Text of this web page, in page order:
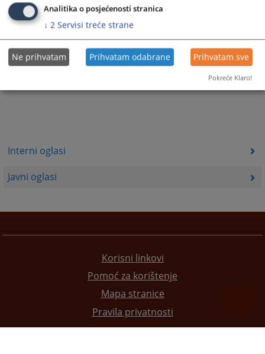
Interni oglasi
Javni oglasi
Korisni linkovi
Pomoć za korištenje
Mapa stranice
Pravila privatnosti
Analitika o posjećenosti stranica
↓ 2 Servisi treće strane
Ne prihvatam Prihvatam odabrane Prihvatam sve
Pokreće Klaro!